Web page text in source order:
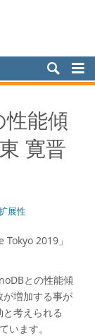
性能傾
寛晋
展性
2019」
との性能傾
が増加する事が
考えられる
ます。